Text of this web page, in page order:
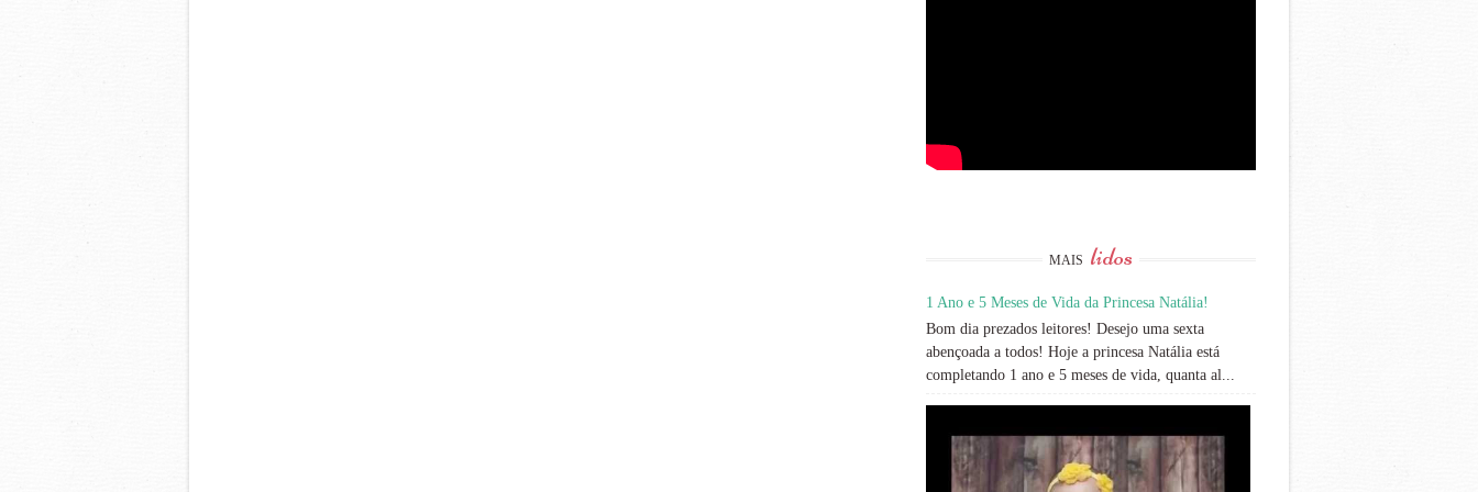
MAIS lidos
1 Ano e 5 Meses de Vida da Princesa Natália!
Bom dia prezados leitores! Desejo uma sexta
abençoada a todos! Hoje a princesa Natália está
completando 1 ano e 5 meses de vida, quanta al...